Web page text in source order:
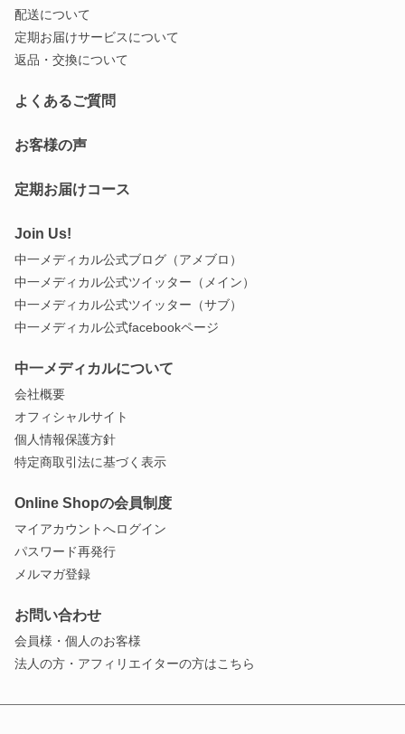
配送について
定期お届けサービスについて
返品・交換について
よくあるご質問
お客様の声
定期お届けコース
Join Us!
中一メディカル公式ブログ（アメブロ）
中一メディカル公式ツイッター（メイン）
中一メディカル公式ツイッター（サブ）
中一メディカル公式facebookページ
中一メディカルについて
会社概要
オフィシャルサイト
個人情報保護方針
特定商取引法に基づく表示
Online Shopの会員制度
マイアカウントへログイン
パスワード再発行
メルマガ登録
お問い合わせ
会員様・個人のお客様
法人の方・アフィリエイターの方はこちら